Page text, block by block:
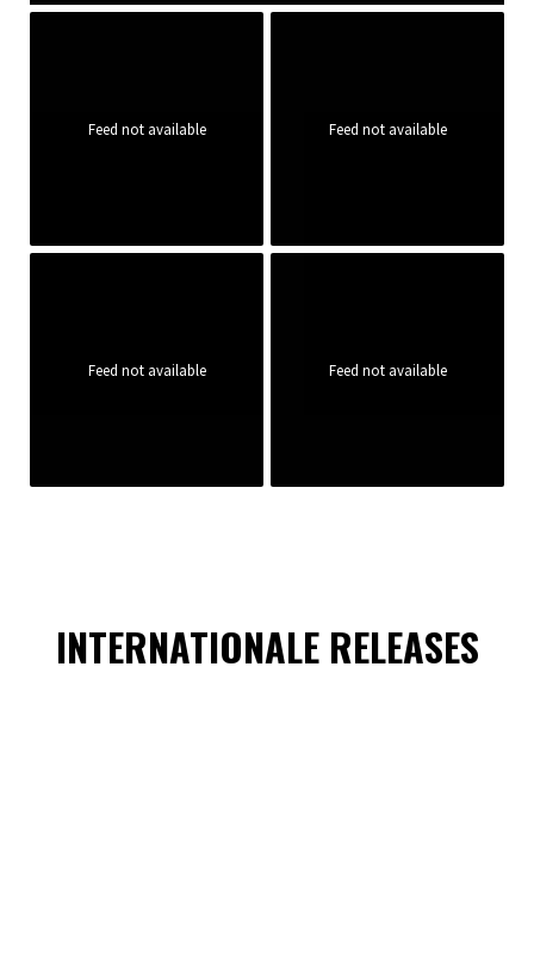
Feed not available Feed not available
Feed not available Feed not available
INTERNATIONALE RELEASES